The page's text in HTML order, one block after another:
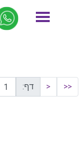
דף הבית
<<
< דף: